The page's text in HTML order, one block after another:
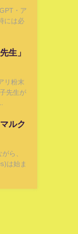
・ア
には必
生」
リ粉末
先生が
ルク
ら、
は始ま